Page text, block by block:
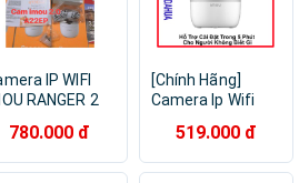
IP WIFI
RANGER 2
sịn
780.000 đ
[Chính Hãng]
Camera Ip Wifi
A22EP-V3 2.0MP
1080P - Mới Tốt
519.000 đ